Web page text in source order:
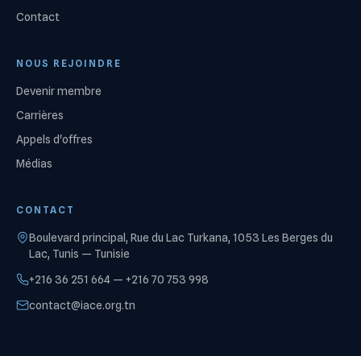
Contact
NOUS REJOINDRE
Devenir membre
Carrières
Appels d'offres
Médias
CONTACT
Boulevard principal, Rue du Lac Turkana, 1053 Les Berges du
Lac, Tunis — Tunisie
+216 36 251 664 — +216 70 753 998
contact@iace.org.tn